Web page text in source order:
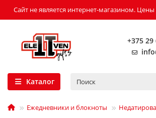
Сайт не является интернет-магазином.
+375 29
Каталог
Ежедневники и блокноты